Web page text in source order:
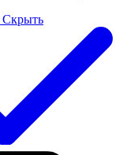
Скрыть